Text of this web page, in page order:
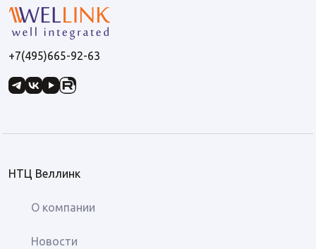
+7(495)665-92-63
НТЦ Веллинк
О компании
Новости